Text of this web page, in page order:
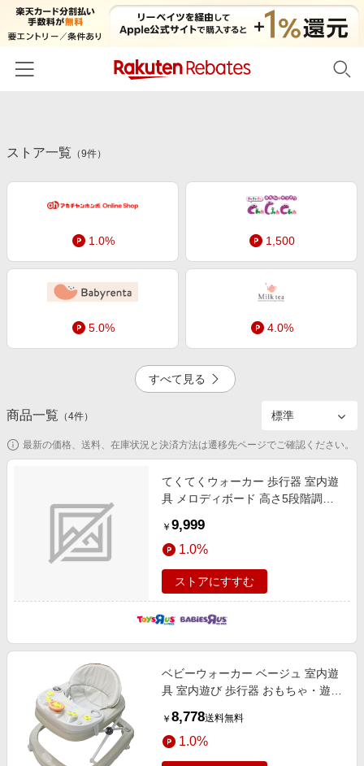
カテゴリー一覧
百貨店・総合ECモール
ファッション・インナー・小物
食品・スイーツ・お酒
日用品・キッチン用品
コスメ・健康・医薬品
キッズ・ベビー用品
家電・PC・スマホ・カメラ
ペット・花・DIY・車
生活・お役立ち
金融・マネー・保険
デジタルコンテンツ
初回購入者限定特典
新着ストアのご紹介
電子書籍特集
旅行特集
わくわく夏特集
50万ポイント山分けキャンペーン
Apple公式サイト×楽天カード分割払い
Samsung ボーナスキャンペーン
友達紹介
楽天IDでログイン/会員登録
ストア一覧 （9件）
1.0% 1,500
5.0% 4.0%
5,000 4.0%
5.0% 2.0%
すべて見る
商品一覧 （4件）
最新の価格、送料、在庫状況と決済方法は遷移先ページでご確認ください。
てくてくウォーカー 歩行器 室内遊
具 メロディボード 高さ5段階調整
￥ 9,999
1.0%
ストアにすすむ
ベビーウォーカー ベージュ 室内遊
具 室内遊び 歩行器 おもちゃ・遊
乗用玩具・三輪車 歩行器・室内遊
具
￥ 8,778送料無料
1.0%